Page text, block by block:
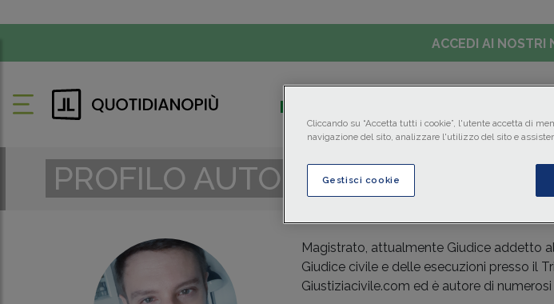
ACCEDI AI NOSTRI
PROFILO AUTORE
Magistrato, attualmente Giudice addetto
Giudice civile e delle esecuzioni presso il
Giustiziacivile.com ed è autore di
Cliccando su “Accetta tutti i cookie”, l'utente accetta di
navigazione del sito, analizzare l'utilizzo del sito e
Gestisci cookie